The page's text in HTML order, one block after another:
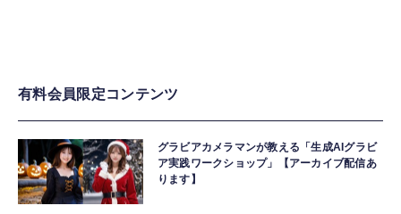
有料会員限定コンテンツ
グラビアカメラマンが教える「生成AIグラビ
ア実践ワークショップ」【アーカイブ配信あ
ります】